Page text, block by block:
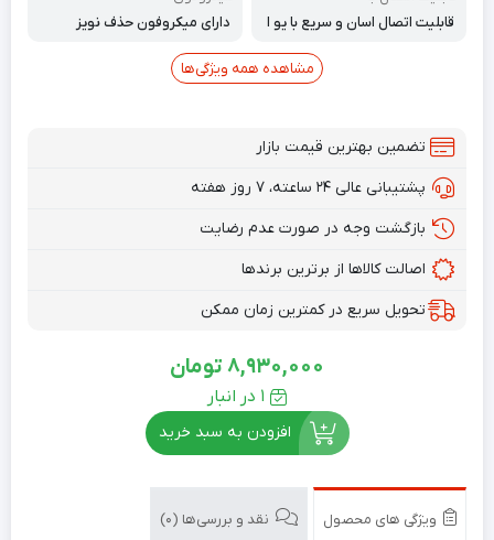
قابلیت اتصال اسان و سریع با یو ا
دارای میکروفون حذف نویز
مشاهده همه ویژگی‌ها
تضمین بهترین قیمت بازار
پشتیبانی عالی ۲۴ ساعته، ۷ روز هفته
بازگشت وجه در صورت عدم رضایت
اصالت کالاها از برترین برندها
تحویل سریع در کمترین زمان ممکن
8,930,000 تومان
1 در انبار
افزودن به سبد خرید
ویژگی های محصول نقد و بررسی‌ها (0)